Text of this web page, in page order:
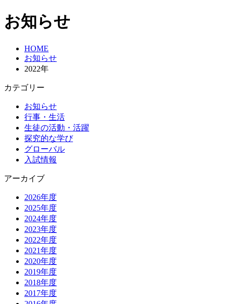
お知らせ
HOME
お知らせ
2022年
カテゴリー
お知らせ
行事・生活
生徒の活動・活躍
探究的な学び
グローバル
入試情報
アーカイブ
2026年度
2025年度
2024年度
2023年度
2022年度
2021年度
2020年度
2019年度
2018年度
2017年度